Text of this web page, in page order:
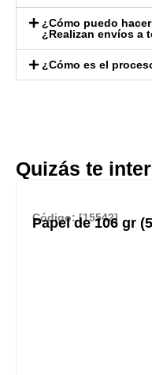
¿Cómo puedo
¿Realizan envíos a
¿Cómo es el
Quizás te
Código: [15542]
Papel de 106 gr